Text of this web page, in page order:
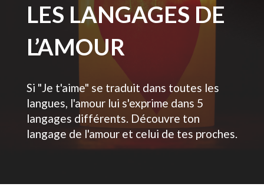
LES LANGAGES DE
L’AMOUR
Si "Je t'aime" se traduit dans toutes les
langues, l'amour lui s'exprime dans 5
langages différents. Découvre ton
langage de l'amour et celui de tes proches.